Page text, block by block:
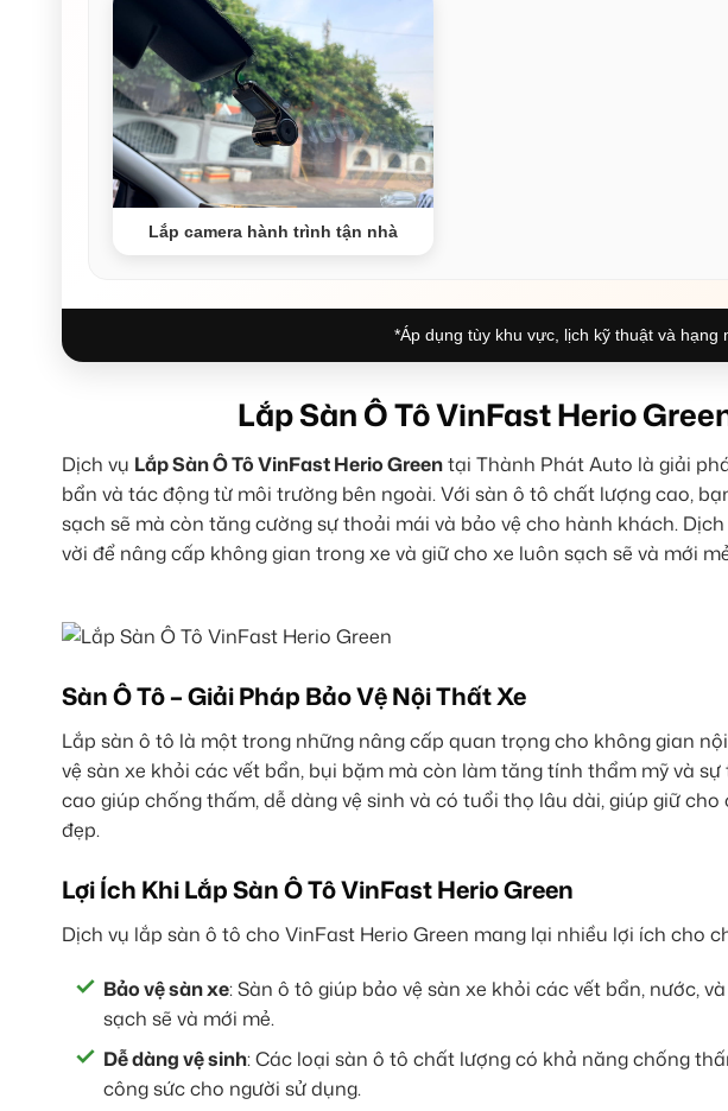
Lắp camera hành trình tận nhà
*Áp dụng tùy khu vực, lịch kỹ thuật và hạng
Lắp Sàn Ô Tô VinFast Herio
Dịch vụ Lắp Sàn Ô Tô VinFast Herio Greentại Thành Phát Auto là giải
bẩn và tác động từ môi trường bên ngoài. Với sàn ô tô chất lượng cao,
sạch sẽ mà còn tăng cường sự thoải mái và bảo vệ cho hành khách.
vời để nâng cấp không gian trong xe và giữ cho xe luôn sạch sẽ và mới
Sàn Ô Tô – Giải Pháp Bảo Vệ Nội Thất Xe
Lắp sàn ô tô là một trong những nâng cấp quan trọng cho không gian
vệ sàn xe khỏi các vết bẩn, bụi bặm mà còn làm tăng tính thẩm mỹ và
cao giúp chống thấm, dễ dàng vệ sinh và có tuổi thọ lâu dài, giúp giữ
đẹp.
Lợi Ích Khi Lắp Sàn Ô Tô VinFast Herio Green
Dịch vụ lắp sàn ô tô cho VinFast Herio Green mang lại nhiều lợi ích cho
Bảo vệ sàn xe: Sàn ô tô giúp bảo vệ sàn xe khỏi các vết bẩn, nước,
sạch sẽ và mới mẻ.
Dễ dàng vệ sinh: Các loại sàn ô tô chất lượng có khả năng chống
công sức cho người sử dụng.